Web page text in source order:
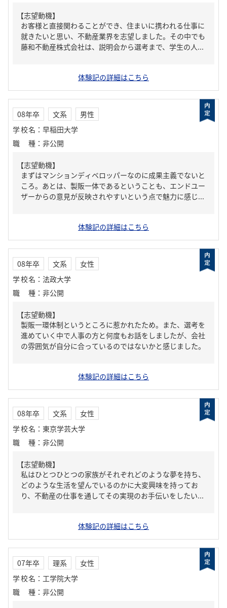
【志望動機】
お客様と直接関わることができ、住まいに携われる仕事に
就きたいと思い、不動産業界を志望しました。その中でも
藤和不動産株式会社は、説明会から選考まで、学生の人...
体験記の詳細はこちら
08年卒 文系
男性
学校名 ： 早稲田大学
職種 ： 非公開
【志望動機】
まずはマンションディベロッパーなのに成果主義でないと
ころ。あとは、製販一体であるということも、エンドユー
ザーからの意見が反映されやすいという点で魅力に感じ...
体験記の詳細はこちら
08年卒 文系
女性
学校名 ： 法政大学
職種 ： 非公開
【志望動機】
製販一環体制というところに惹かれたため。また、選考を
進めていく中で人事の方と何度もお話をしましたが、会社
の雰囲気が自分に合っているのではないかと感じました。
体験記の詳細はこちら
08年卒 文系
女性
学校名 ： 東京学芸大学
職種 ： 非公開
【志望動機】
私はひとつひとつの家族がそれぞれどのような夢を持ち、
どのような生活を望んでいるのかに大変興味を持ってお
り、不動産の仕事を通してその実現のお手伝いをしたい...
体験記の詳細はこちら
07年卒 理系
女性
学校名 ： 工学院大学
職種 ： 非公開